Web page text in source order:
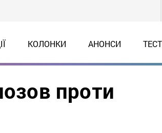
КОЛОНКИ АНОНСИ
проти